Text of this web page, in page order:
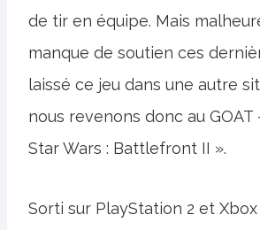
de tir en équipe. Mais
manque de soutien ces
laissé ce jeu dans une autre
nous revenons donc au GOAT
Star Wars : Battlefront II ».
Sorti sur PlayStation 2 et